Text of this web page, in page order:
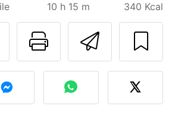
10 h 15 m 340 Kcal
Imprimer
Poser une
votre photo de